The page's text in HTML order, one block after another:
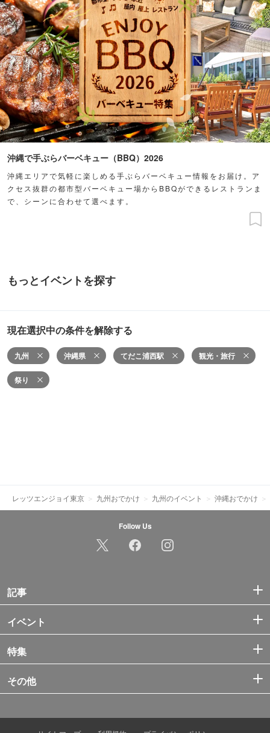
沖縄で手ぶらバーベキュー（BBQ）2026
沖縄エリアで気軽に楽しめる手ぶらバーベキュー情報をお届け。ア
クセス抜群の都市型バーベキュー場からBBQができるレストランま
で、シーンに合わせて選べます。
もっとイベントを探す
現在選択中の条件を解除する
九州 沖縄県 てだこ浦西駅 観光・旅行
祭り
レッツエンジョイ東京 九州おでかけ 九州のイベント 沖縄おでかけ
Follow Us
記事
イベント
特集
その他